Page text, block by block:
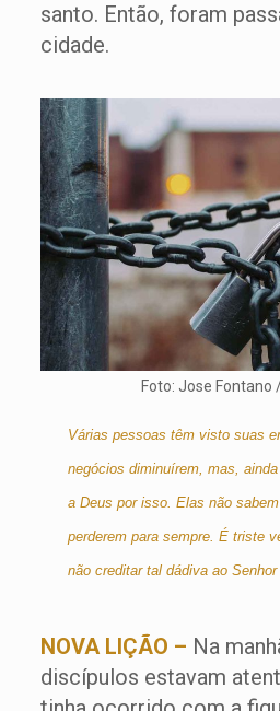
santo. Então, foram
cidade.
Foto: Jose Fontano
Várias pessoas têm visto suas
negócios diminuírem, mas,
a Deus por isso. Elas não
perderem para sempre. É triste
não creditar tal dádiva ao Senhor
NOVA LIÇÃO – Na
discípulos estavam